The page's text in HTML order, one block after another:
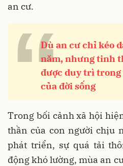
an cư.
“Dù an cư chỉ kéo
năm, nhưng tinh
được duy trì
của đời sống
Trong bối cảnh xã hội
thần của con người chịu
phát triển, sự quá tải
động khó lường, mùa an